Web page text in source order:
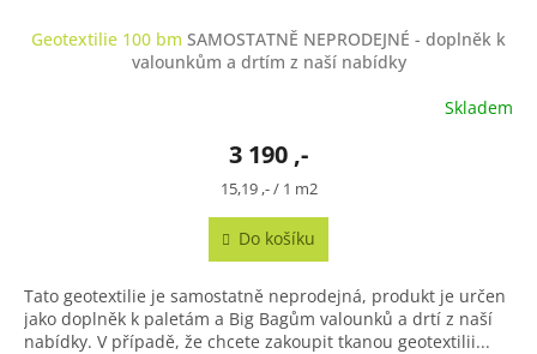
Geotextilie 100 bm SAMOSTATNĚ NEPRODEJNÉ - doplněk k
valounkům a drtím z naší nabídky
Skladem
3 190 ,-
Měrná
15,19 ,- / 1 m2
Do košíku
Tato geotextilie je samostatně neprodejná, produkt je určen
jako doplněk k paletám a Big Bagům valounků a drtí z naší
nabídky. V případě, že chcete zakoupit tkanou geotextilii...